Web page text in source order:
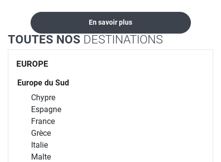
En savoir plus
TOUTES NOS DESTINATIONS
EUROPE
Europe du Sud
Chypre
Espagne
France
Grèce
Italie
Malte